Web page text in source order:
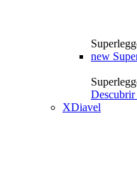
new
Descubrir
XDiavel